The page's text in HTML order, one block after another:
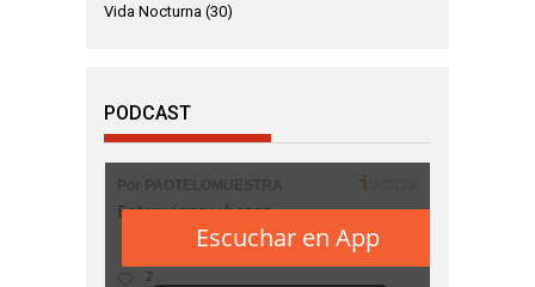
Vida Nocturna (30)
PODCAST